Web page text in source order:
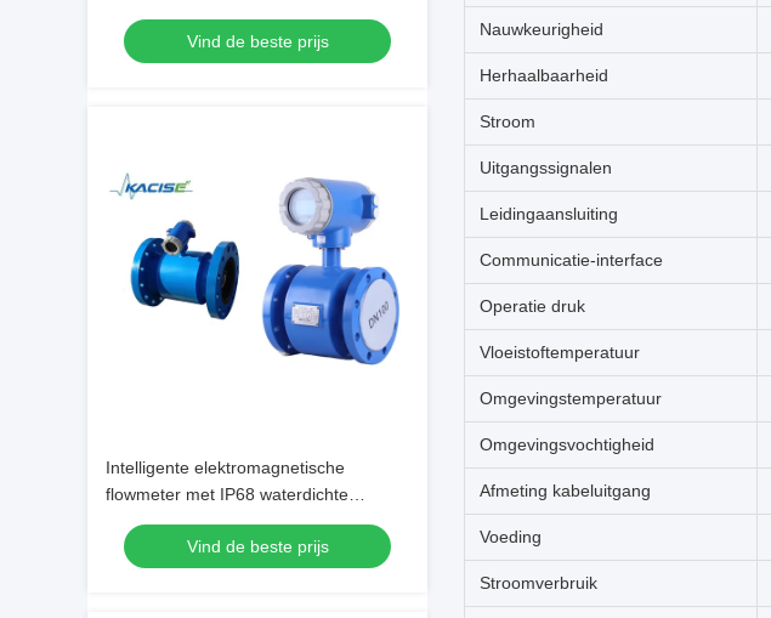
IP68-bescherming en RS485-
communicatieVind de beste prijs
Intelligente elektromagnetische
flowmeter met IP68 waterdichte
RS485-uitgang voor zeer nauwkeurige
metingen
Vind de beste prijs
Nauwkeurigheid
Herhaalbaarheid
Stroom
Uitgangssignalen
Leidingaansluiting
Communicatie-interface
Operatie druk
Vloeistoftemperatuur
Omgevingstemperatuur
Omgevingsvochtigheid
Afmeting kabeluitgang
Voeding
Stroomverbruik